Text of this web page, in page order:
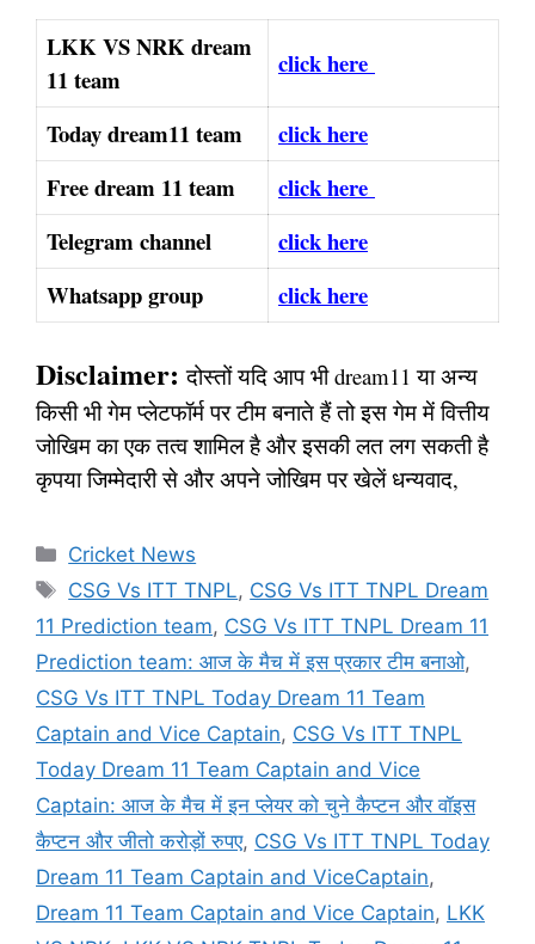
LKK VS NRK dream
11 team
click here
Today dream11 team
click here
Free dream 11 team
click here
Telegram channel
click here
Whatsapp group
click here
Disclaimer: दोस्तों यदि आप भी dream11 या अन्य
किसी भी गेम प्लेटफॉर्म पर टीम बनाते हैं तो इस गेम में वित्तीय
जोखिम का एक तत्व शामिल है और इसकी लत लग सकती है
कृपया जिम्मेदारी से और अपने जोखिम पर खेलें धन्यवाद,
Categories
Cricket News
Tags
CSG Vs ITT TNPL, CSG Vs ITT TNPL Dream
11 Prediction team, CSG Vs ITT TNPL Dream 11
Prediction team: आज के मैच में इस प्रकार टीम बनाओ,
CSG Vs ITT TNPL Today Dream 11 Team
Captain and Vice Captain, CSG Vs ITT TNPL
Today Dream 11 Team Captain and Vice
Captain: आज के मैच में इन प्लेयर को चुने कैप्टन और वॉइस
कैप्टन और जीतो करोड़ों रुपए, CSG Vs ITT TNPL Today
Dream 11 Team Captain and ViceCaptain,
Dream 11 Team Captain and Vice Captain, LKK